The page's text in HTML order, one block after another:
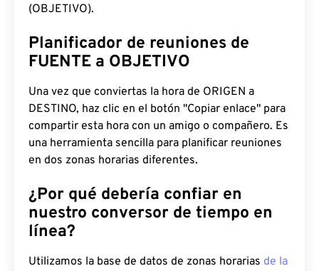
(OBJETIVO).
Planificador de reuniones de
FUENTE a OBJETIVO
Una vez que conviertas la hora de ORIGEN a
DESTINO, haz clic en el botón "Copiar enlace" para
compartir esta hora con un amigo o compañero. Es
una herramienta sencilla para planificar reuniones
en dos zonas horarias diferentes.
¿Por qué debería confiar en
nuestro conversor de tiempo en
línea?
Utilizamos la base de datos de zonas horarias de la